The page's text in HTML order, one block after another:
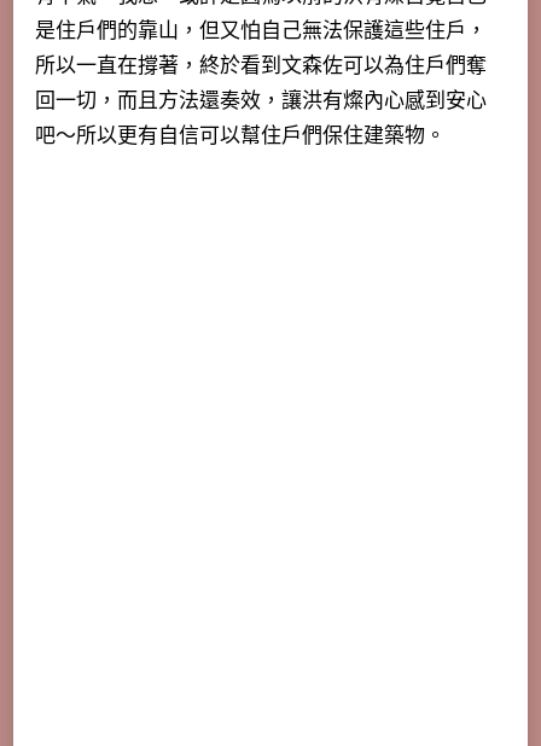
是住戶們的靠山，但又怕自己無法保護這些住戶，
所以一直在撐著，終於看到文森佐可以為住戶們奪
回一切，而且方法還奏效，讓洪有燦內心感到安心
吧～所以更有自信可以幫住戶們保住建築物。